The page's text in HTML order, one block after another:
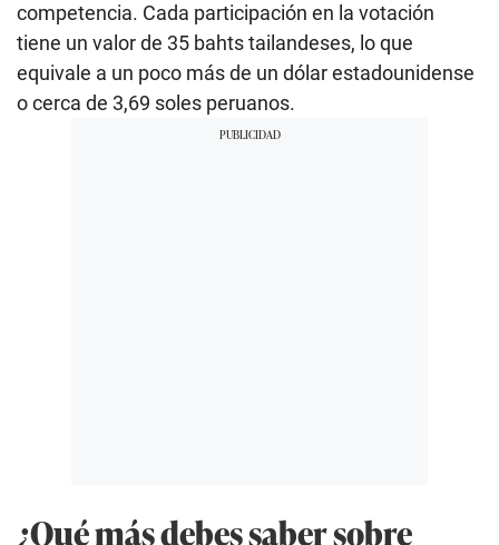
competencia. Cada participación en la votación
tiene un valor de 35 bahts tailandeses, lo que
equivale a un poco más de un dólar estadounidense
o cerca de 3,69 soles peruanos.
¿Qué más debes saber sobre